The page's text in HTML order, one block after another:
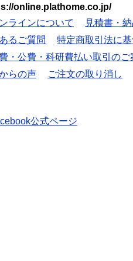
online.plathome.co.jp/
ラインについて
見積書・
るご質問
特定商取引法に
・公費・科研費払い取引のご
らの声 ご注文の取り消し
公式ページ